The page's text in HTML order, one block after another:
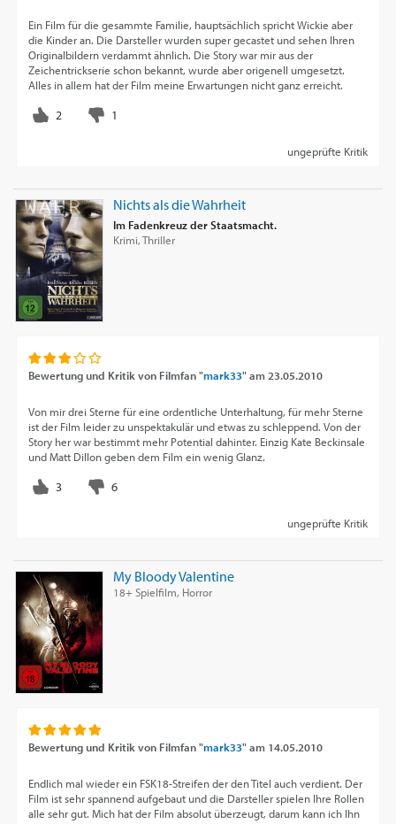
Ein Film für die gesammte Familie, hauptsächlich spricht Wickie aber
die Kinder an. Die Darsteller wurden super gecastet und sehen Ihren
Originalbildern verdammt ähnlich. Die Story war mir aus der
Zeichentrickserie schon bekannt, wurde aber origenell umgesetzt.
Alles in allem hat der Film meine Erwartungen nicht ganz erreicht.
ungeprüfte Kritik
Nichts als die Wahrheit
Im Fadenkreuz der Staatsmacht.
Krimi, Thriller
Bewertung und Kritik von Filmfan "mark33"am 23.05.2010
Von mir drei Sterne für eine ordentliche Unterhaltung, für mehr Sterne
ist der Film leider zu unspektakulär und etwas zu schleppend. Von der
Story her war bestimmt mehr Potential dahinter. Einzig Kate Beckinsale
und Matt Dillon geben dem Film ein wenig Glanz.
ungeprüfte Kritik
My Bloody Valentine
18+ Spielfilm, Horror
Bewertung und Kritik von Filmfan "mark33"am 14.05.2010
Endlich mal wieder ein FSK18-Streifen der den Titel auch verdient. Der
Film ist sehr spannend aufgebaut und die Darsteller spielen Ihre Rollen
alle sehr gut. Mich hat der Film absolut überzeugt, darum kann ich Ihn